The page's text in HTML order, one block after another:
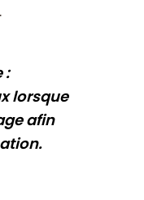
:
lorsque
afin